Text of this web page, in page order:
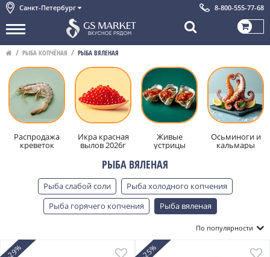
Санкт-Петербург 8-800-555-77-68
РЫБА КОПЧЁНАЯ РЫБА ВЯЛЕНАЯ
Распродажа
креветок
Икра красная
вылов 2026г
Живые
устрицы
Осьминоги и
кальмары
РЫБА ВЯЛЕНАЯ
Рыба слабой соли
Рыба холодного копчения
Рыба горячего копчения
Рыба вяленая
По популярности
-29% -25%